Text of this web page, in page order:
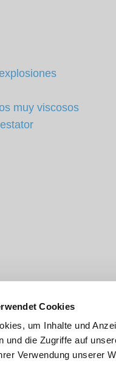
Cookies
um Inhalte und
und die Zugriffe auf
Verwendung unserer
muy viscosos